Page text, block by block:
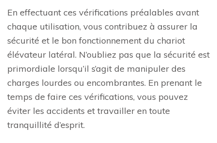
En effectuant ces vérifications préalables avant
chaque utilisation, vous contribuez à assurer la
sécurité et le bon fonctionnement du chariot
élévateur latéral. N’oubliez pas que la sécurité est
primordiale lorsqu’il s’agit de manipuler des
charges lourdes ou encombrantes. En prenant le
temps de faire ces vérifications, vous pouvez
éviter les accidents et travailler en toute
tranquillité d’esprit.